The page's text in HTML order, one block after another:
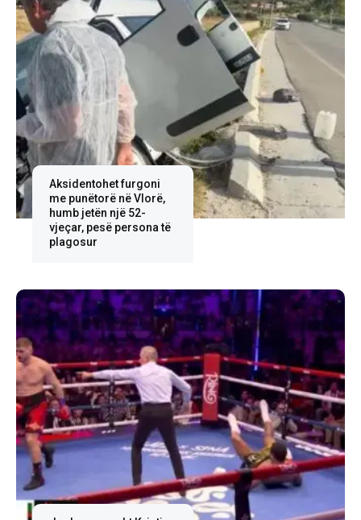
Aksidentohet furgoni
me punëtorë në Vlorë,
humb jetën një 52-
vjeçar, pesë persona të
plagosur